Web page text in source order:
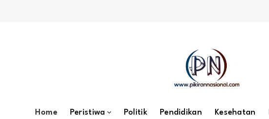
Home Peristiwa Politik Pendidikan Kesehatan